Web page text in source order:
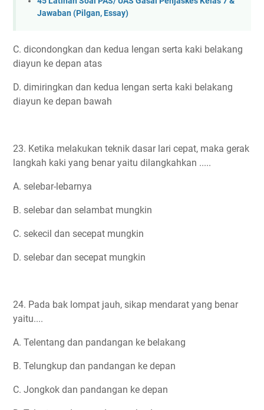
Jawaban (Pilgan, Essay)
C. dicondongkan dan kedua lengan serta kaki belakang
diayun ke depan atas
D. dimiringkan dan kedua lengan serta kaki belakang
diayun ke depan bawah
23. Ketika melakukan teknik dasar lari cepat, maka gerak
langkah kaki yang benar yaitu dilangkahkan .....
A. selebar-lebarnya
B. selebar dan selambat mungkin
C. sekecil dan secepat mungkin
D. selebar dan secepat mungkin
24. Pada bak lompat jauh, sikap mendarat yang benar
yaitu....
A. Telentang dan pandangan ke belakang
B. Telungkup dan pandangan ke depan
C. Jongkok dan pandangan ke depan